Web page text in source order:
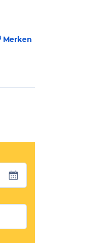
Merken